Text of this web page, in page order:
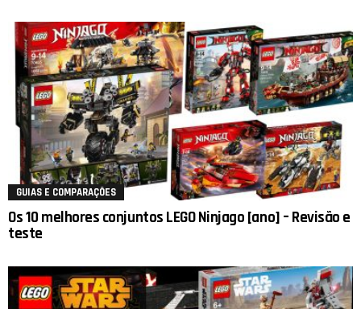
GUIAS E COMPARAÇÕES
Os 10 melhores conjuntos LEGO Ninjago [ano] – Revisão e
teste